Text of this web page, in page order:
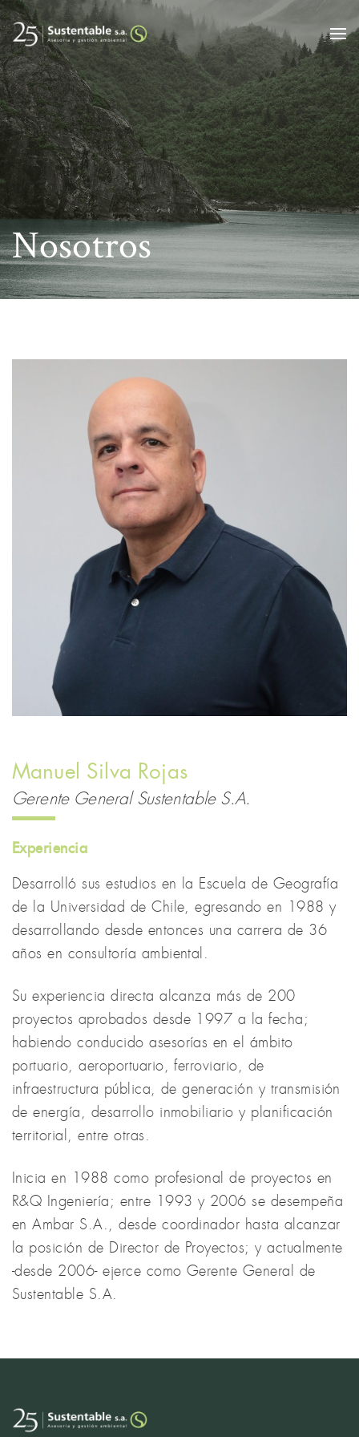
Nosotros
Manuel Silva Rojas
Gerente General Sustentable S.A.
Experiencia
Desarrolló sus estudios en la Escuela de Geografía
de la Universidad de Chile, egresando en 1988 y
desarrollando desde entonces una carrera de 36
años en consultoría ambiental.
Su experiencia directa alcanza más de 200
proyectos aprobados desde 1997 a la fecha;
habiendo conducido asesorías en el ámbito
portuario, aeroportuario, ferroviario, de
infraestructura pública, de generación y transmisión
de energía, desarrollo inmobiliario y planificación
territorial, entre otras.
Inicia en 1988 como profesional de proyectos en
R&Q Ingeniería; entre 1993 y 2006 se desempeña
en Ambar S.A., desde coordinador hasta alcanzar
la posición de Director de Proyectos; y actualmente
-desde 2006- ejerce como Gerente General de
Sustentable S.A.